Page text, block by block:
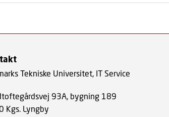
Tekniske Universitet, IT Service
93A, bygning 189
Kgs. Lyngby